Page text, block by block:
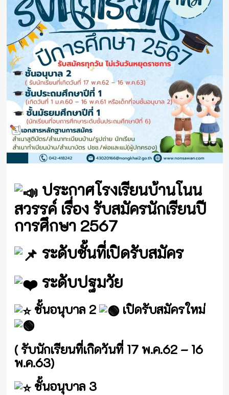
ประกาศโรงเรียนบ้านโนน
สวรรค์ เรื่อง รับสมัครนักเรียนปี
การศึกษา 2567
ระดับชั้นที่เปิดรับสมัคร
ระดับปฐมวัย
ชั้นอนุบาล 2 เปิดรับสมัครใหม่
( รับนักเรียนที่เกิดวันที่ 17 พ.ค.62 – 16
พ.ค.63)
ชั้นอนุบาล 3